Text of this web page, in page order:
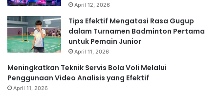
April 12, 2026
Tips Efektif Mengatasi Rasa Gugup
dalam Turnamen Badminton Pertama
untuk Pemain Junior
April 11, 2026
Meningkatkan Teknik Servis Bola Voli Melalui
Penggunaan Video Analisis yang Efektif
April 11, 2026